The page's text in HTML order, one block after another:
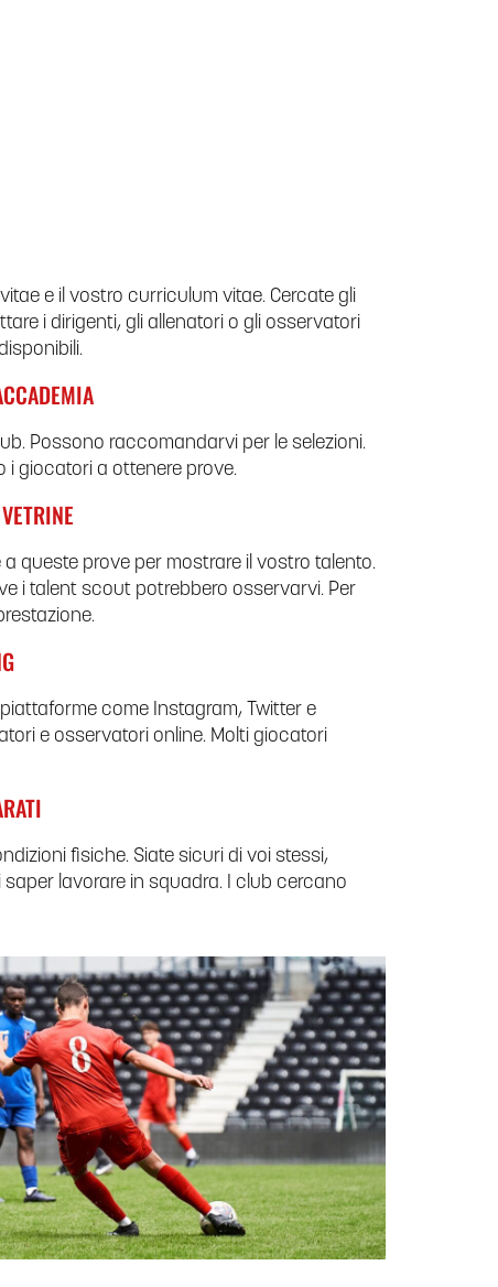
e il vostro curriculum vitae. Cercate gli
i dirigenti, gli allenatori o gli osservatori
Possono raccomandarvi per le selezioni.
i giocatori a ottenere prove.
queste prove per mostrare il vostro talento.
i talent scout potrebbero osservarvi. Per
come Instagram, Twitter e
e osservatori online. Molti giocatori
fisiche. Siate sicuri di voi stessi,
lavorare in squadra. I club cercano